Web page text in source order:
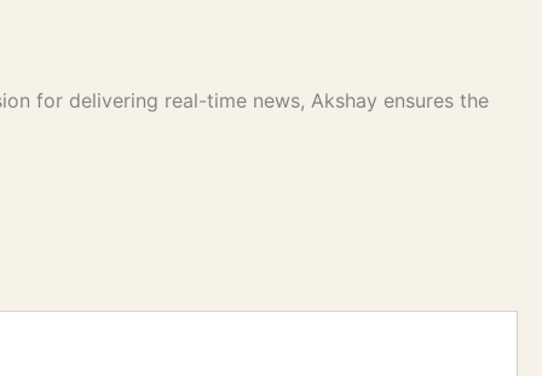
for delivering real-time news, Akshay ensures the